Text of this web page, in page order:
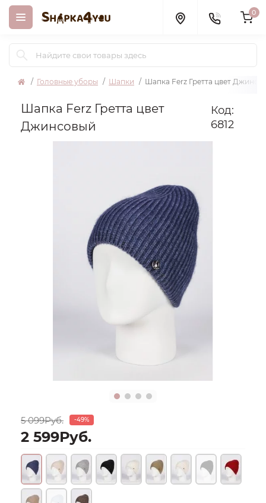
0
Головные уборы Шапки Шапка Ferz Гретта цвет
Шапка Ferz Гретта цвет
Джинсовый
Код:
6812
5 099Руб. -49%
2 599Руб.